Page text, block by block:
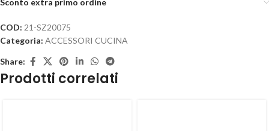
COD: 21-SZ20075
Categoria: ACCESSORI CUCINA
Share:
Prodotti correlati